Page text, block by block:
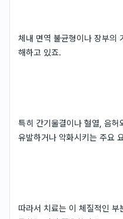
체내 면역 불균형이나 장부의
해하고 있죠.
특히 간기울결이나 혈열, 음
유발하거나 악화시키는 주요
따라서 치료는 이 체질적인 부